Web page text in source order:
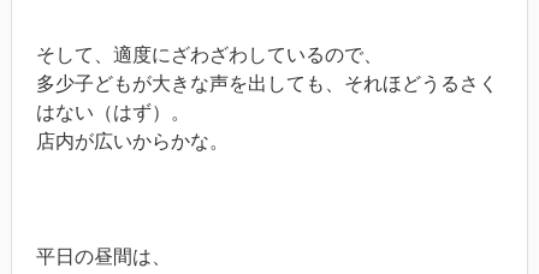
そして、適度にざわざわしているので、
多少子どもが大きな声を出しても、それほどうるさく
はない（はず）。
店内が広いからかな。
平日の昼間は、